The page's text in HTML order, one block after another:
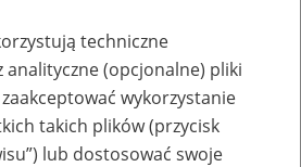
techniczne
analityczne (opcjonalne) pliki
wykorzystanie
takich plików (przycisk
lub dostosować swoje